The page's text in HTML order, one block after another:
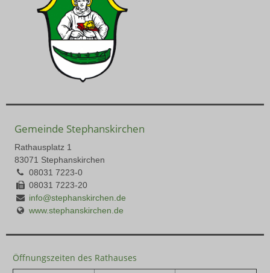
Gemeinde Stephanskirchen
Rathausplatz 1
83071 Stephanskirchen
08031 7223-0
08031 7223-20
info@stephanskirchen.de
www.stephanskirchen.de
Öffnungszeiten des Rathauses